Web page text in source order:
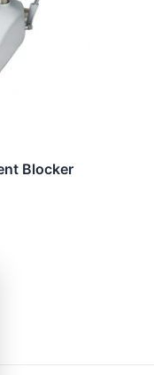
Blocker